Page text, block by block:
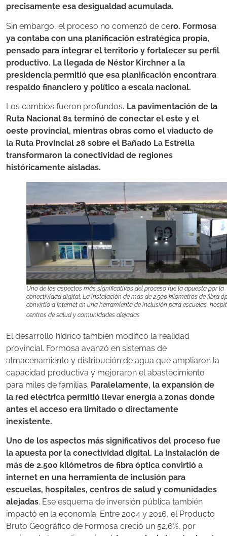
precisamente esa desigualdad acumulada.
Sin embargo, el proceso no comenzó de cero. Formosa
ya contaba con una planificación estratégica propia,
pensado para integrar el territorio y fortalecer su perfil
productivo. La llegada de Néstor Kirchner a la
presidencia permitió que esa planificación encontrara
respaldo financiero y político a escala nacional.
Los cambios fueron profundos. La pavimentación de la
Ruta Nacional 81 terminó de conectar el este y el
oeste provincial, mientras obras como el viaducto de
la Ruta Provincial 28 sobre el Bañado La Estrella
transformaron la conectividad de regiones
históricamente aisladas.
Uno de los aspectos más significativos del proceso fue la apuesta por la
conectividad digital. La instalación de más de 2.500 kilómetros de fibra
convirtió a internet en una herramienta de inclusión para escuelas,
centros de salud y comunidades alejadas
El desarrollo hídrico también modificó la realidad
provincial. Formosa avanzó en sistemas de
almacenamiento y distribución de agua que ampliaron la
capacidad productiva y mejoraron el abastecimiento
para miles de familias. Paralelamente, la expansión de
la red eléctrica permitió llevar energía a zonas donde
antes el acceso era limitado o directamente
inexistente.
Uno de los aspectos más significativos del proceso fue
la apuesta por la conectividad digital. La instalación de
más de 2.500 kilómetros de fibra óptica convirtió a
internet en una herramienta de inclusión para
escuelas, hospitales, centros de salud y comunidades
alejadas. Ese esquema de inversión pública también
impactó en la economía. Entre 2004 y 2016, el Producto
Bruto Geográfico de Formosa creció un 52,6%, por